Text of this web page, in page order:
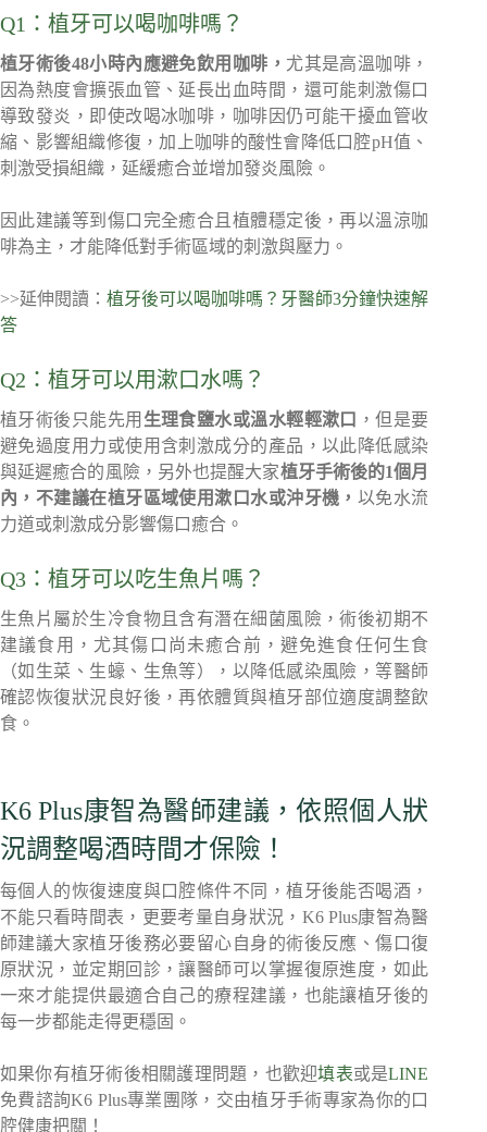
Q1：植牙可以喝咖啡嗎？
植牙術後48小時內應避免飲用咖啡， 尤其是高溫咖啡，
因為熱度會擴張血管、延長出血時間，還可能刺激傷口
導致發炎，即使改喝冰咖啡，咖啡因仍可能干擾血管收
縮、影響組織修復，加上咖啡的酸性會降低口腔pH值、
刺激受損組織，延緩癒合並增加發炎風險。
因此建議等到傷口完全癒合且植體穩定後，再以溫涼咖
啡為主，才能降低對手術區域的刺激與壓力。
>>延伸閱讀：植牙後可以喝咖啡嗎？牙醫師3分鐘快速解
答
Q2：植牙可以用漱口水嗎？
植牙術後只能先用 生理食鹽水或溫水輕輕漱口 ，但是要
避免過度用力或使用含刺激成分的產品，以此降低感染
與延遲癒合的風險，另外也提醒大家植牙手術後的1個月
內，不建議在植牙區域使用漱口水或沖牙機， 以免水流
力道或刺激成分影響傷口癒合。
Q3：植牙可以吃生魚片嗎？
生魚片屬於生冷食物且含有潛在細菌風險，術後初期不
建議食用，尤其傷口尚未癒合前，避免進食任何生食
（如生菜、生蠔、生魚等），以降低感染風險，等醫師
確認恢復狀況良好後，再依體質與植牙部位適度調整飲
食。
K6 Plus康智為醫師建議，依照個人狀
況調整喝酒時間才保險！
每個人的恢復速度與口腔條件不同，植牙後能否喝酒，
不能只看時間表，更要考量自身狀況，K6 Plus康智為醫
師建議大家植牙後務必要留心自身的術後反應、傷口復
原狀況，並定期回診，讓醫師可以掌握復原進度，如此
一來才能提供最適合自己的療程建議，也能讓植牙後的
每一步都能走得更穩固。
如果你有植牙術後相關護理問題，也歡迎填表或是LINE
免費諮詢K6 Plus專業團隊，交由植牙手術專家為你的口
腔健康把關！